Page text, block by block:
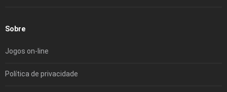
Sobre
Jogos on-line
Política de privacidade